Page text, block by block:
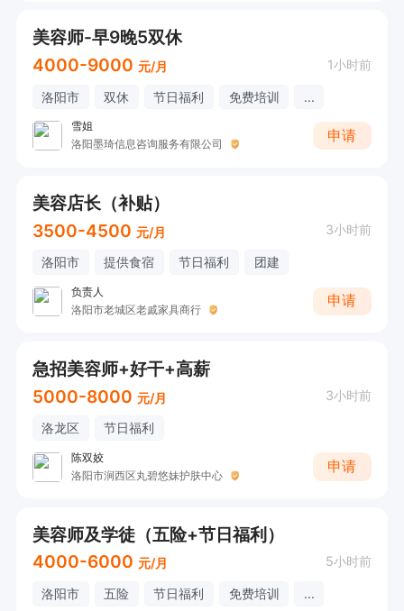
美容师-早9晚5双休
4000-9000 元/月 1小时前
洛阳市 双休 节日福利 免费培训 ...
雪姐
洛阳墨琦信息咨询服务有限公司
申请
美容店长（补贴）
3500-4500 元/月 3小时前
洛阳市 提供食宿 节日福利 团建
负责人
洛阳市老城区老戚家具商行
申请
急招美容师+好干+高薪
5000-8000 元/月 3小时前
洛龙区 节日福利
陈双姣
洛阳市涧西区丸碧悠妹护肤中心
申请
美容师及学徒（五险+节日福利）
4000-6000 元/月 5小时前
洛阳市 五险 节日福利 免费培训 ...